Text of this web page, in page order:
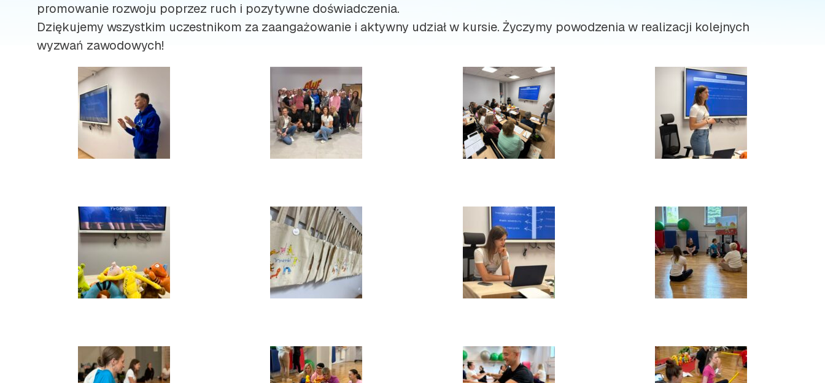
promowanie rozwoju poprzez ruch i pozytywne doświadczenia.
Dziękujemy wszystkim uczestnikom za zaangażowanie i aktywny udział w kursie. Życzymy powodzenia w realizacji kolejnych
wyzwań zawodowych!